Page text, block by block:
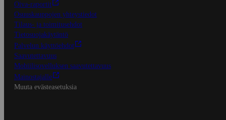
Oiva-raportit
Osuuskauppojen yhteystiedot
Tilaus- ja toimitusehdot
Tietosuojakäytäntö
Palvelun käyttöehdot
Saavutettavuus
Mobiilisovelluksen saavutettavuus
Mainostajalle
Muuta evästeasetuksia